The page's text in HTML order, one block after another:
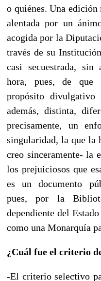
o quiénes. Una
alentada por un
acogida por la
través de su
casi secuestrada, sin
hora, pues, de que
propósito
además, distinta,
precisamente, un
singularidad, la que la
creo sinceramente- la
los prejuiciosos que
es un documento
pues, por la
dependiente del
como una Monarquía
¿Cuál fue el criterio
-El criterio selectivo